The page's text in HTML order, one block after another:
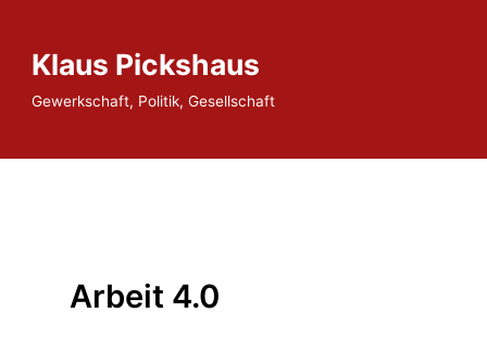
springenKlaus Pickshaus
Gewerkschaft, Politik, Gesellschaft
Arbeit 4.0